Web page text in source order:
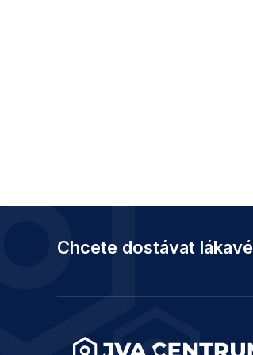
Chcete dostávat